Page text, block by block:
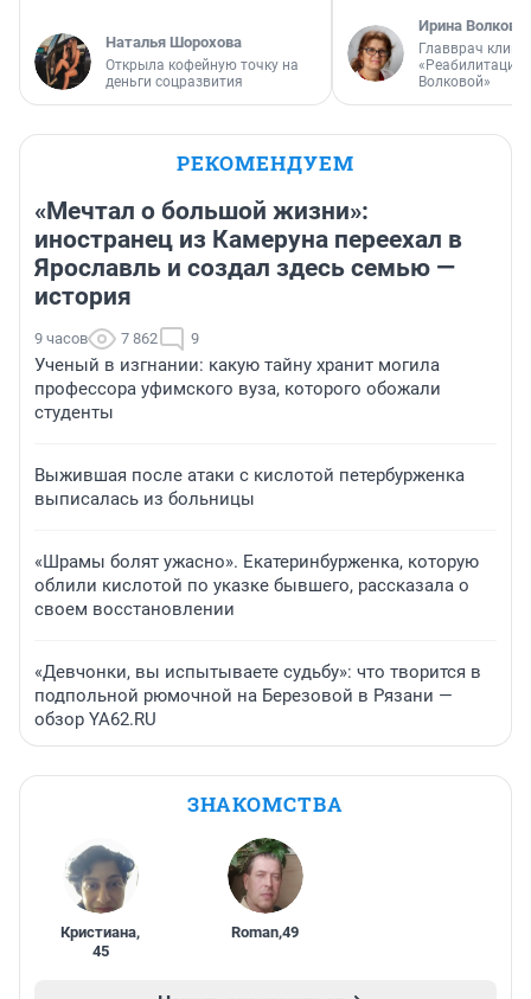
Наталья Шорохова
Открыла кофейную точку на
деньги соцразвития
Ирина Волкова
Главврач
«Реабилитация
Волковой»
РЕКОМЕНДУЕМ
«Мечтал о большой жизни»:
иностранец из Камеруна переехал в
Ярославль и создал здесь семью —
история
9 часов 7 862 9
Ученый в изгнании: какую тайну хранит могила
профессора уфимского вуза, которого обожали
студенты
Выжившая после атаки с кислотой петербурженка
выписалась из больницы
«Шрамы болят ужасно». Екатеринбурженка, которую
облили кислотой по указке бывшего, рассказала о
своем восстановлении
«Девчонки, вы испытываете судьбу»: что творится в
подпольной рюмочной на Березовой в Рязани —
обзор YA62.RU
ЗНАКОМСТВА
Кристиана,
45
Roman,49